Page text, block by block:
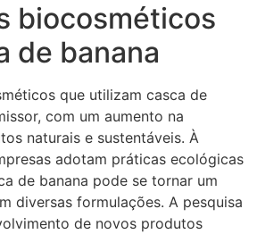
biocosméticos
de banana
que utilizam casca de
com um aumento na
naturais e sustentáveis. À
adotam práticas ecológicas
de banana pode se tornar um
diversas formulações. A pesquisa
de novos produtos